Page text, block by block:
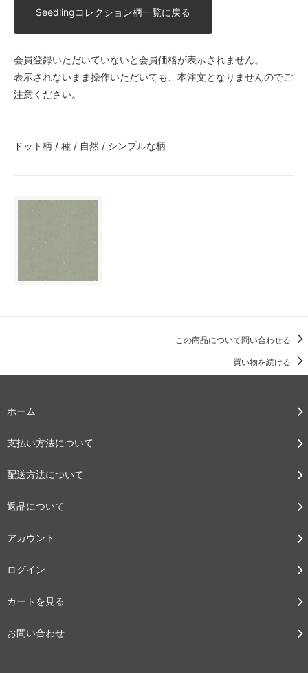
Seedlingコレクション柄一覧に戻る
会員登録いただいていないと会員価格が表示されません。
表示されないまま操作いただいても、本注文となりませんのでご
注意ください。
ドット柄 / 種 / 自然 / シンプルな柄
この商品について問い合わせる
買い物を続ける
ホーム
支払い方法について
配送方法について
返品について
アカウント
ログイン
カートを見る
お問い合わせ